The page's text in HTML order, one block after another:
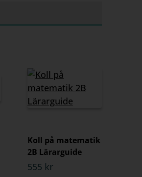
Koll på matematik
2B Lärarguide
555 kr